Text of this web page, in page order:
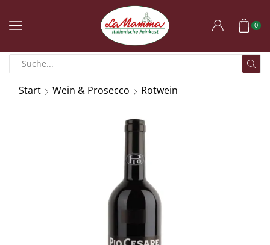
0
Start Wein & Prosecco Rotwein